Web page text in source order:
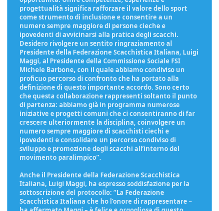
progettualità significa rafforzare il valore dello sport
come strumento di inclusione e consentire a un
numero sempre maggiore di persone cieche e
ipovedenti di avvicinarsi alla pratica degli scacchi.
Desidero rivolgere un sentito ringraziamento al
Presidente della Federazione Scacchistica Italiana, Luigi
Maggi, al Presidente della Commissione Sociale FSI
Michele Barbone, con il quale abbiamo condiviso un
proficuo percorso di confronto che ha portato alla
definizione di questo importante accordo. Sono certo
che questa collaborazione rappresenti soltanto il punto
di partenza: abbiamo già in programma numerose
iniziative e progetti comuni che ci consentiranno di far
crescere ulteriormente la disciplina, coinvolgere un
numero sempre maggiore di scacchisti ciechi e
ipovedenti e consolidare un percorso condiviso di
sviluppo e promozione degli scacchi all’interno del
movimento paralimpico”.
Anche il Presidente della Federazione Scacchistica
Italiana, Luigi Maggi, ha espresso soddisfazione per la
sottoscrizione del protocollo: “La Federazione
Scacchistica Italiana che ho l’onore di rappresentare –